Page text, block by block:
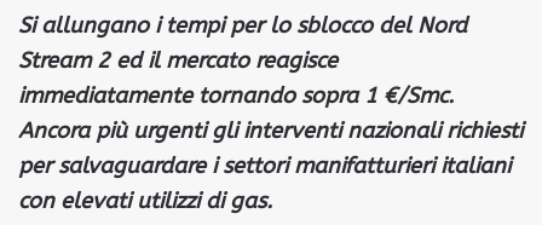
Si allungano i tempi per lo sblocco del Nord
Stream 2 ed il mercato reagisce
immediatamente tornando sopra 1 €/Smc.
Ancora più urgenti gli interventi nazionali richiesti
per salvaguardare i settori manifatturieri italiani
con elevati utilizzi di gas.